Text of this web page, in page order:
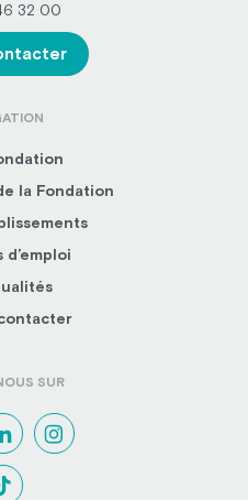
32 00
la Fondation
d’emploi
SUR